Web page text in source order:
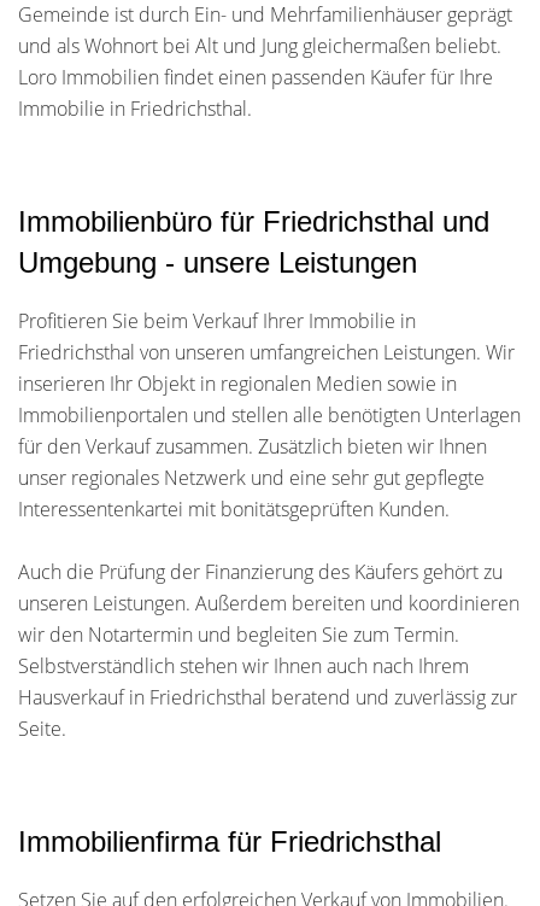
Gemeinde ist durch Ein- und Mehrfamilienhäuser geprägt
und als Wohnort bei Alt und Jung gleichermaßen beliebt.
Loro Immobilien findet einen passenden Käufer für Ihre
Immobilie in Friedrichsthal.
Immobilienbüro für Friedrichsthal und
Umgebung - unsere Leistungen
Profitieren Sie beim Verkauf Ihrer Immobilie in
Friedrichsthal von unseren umfangreichen Leistungen. Wir
inserieren Ihr Objekt in regionalen Medien sowie in
Immobilienportalen und stellen alle benötigten Unterlagen
für den Verkauf zusammen. Zusätzlich bieten wir Ihnen
unser regionales Netzwerk und eine sehr gut gepflegte
Interessentenkartei mit bonitätsgeprüften Kunden.
Auch die Prüfung der Finanzierung des Käufers gehört zu
unseren Leistungen. Außerdem bereiten und koordinieren
wir den Notartermin und begleiten Sie zum Termin.
Selbstverständlich stehen wir Ihnen auch nach Ihrem
Hausverkauf in Friedrichsthal beratend und zuverlässig zur
Seite.
Immobilienfirma für Friedrichsthal
Setzen Sie auf den erfolgreichen Verkauf von Immobilien.